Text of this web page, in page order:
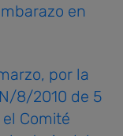
en
por la
8/2010 de 5
Comité